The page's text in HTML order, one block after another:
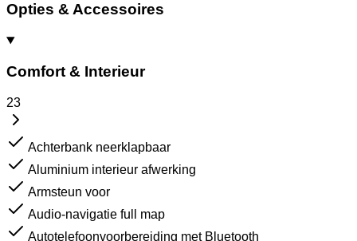
Opties & Accessoires
Comfort & Interieur
23
Achterbank neerklapbaar
Aluminium interieur afwerking
Armsteun voor
Audio-navigatie full map
Autotelefoonvoorbereiding met Bluetooth